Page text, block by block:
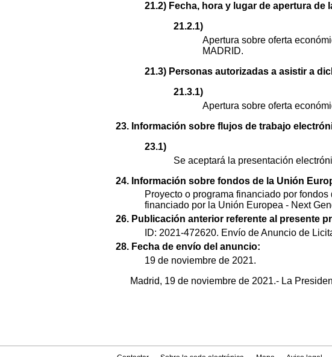
21.2) Fecha, hora y lugar de apertura de
21.2.1)
Apertura sobre oferta
MADRID.
21.3) Personas autorizadas a asistir a
21.3.1)
Apertura sobre oferta
23. Información sobre flujos de trabajo
23.1)
Se aceptará la presentación
24. Información sobre fondos de la Unión
Proyecto o programa financiado por
financiado por la Unión Europea - Next
26. Publicación anterior referente al presente
ID: 2021-472620. Envío de Anuncio de
28. Fecha de envío del anuncio:
19 de noviembre de 2021.
Madrid, 19 de noviembre de 2021.- La